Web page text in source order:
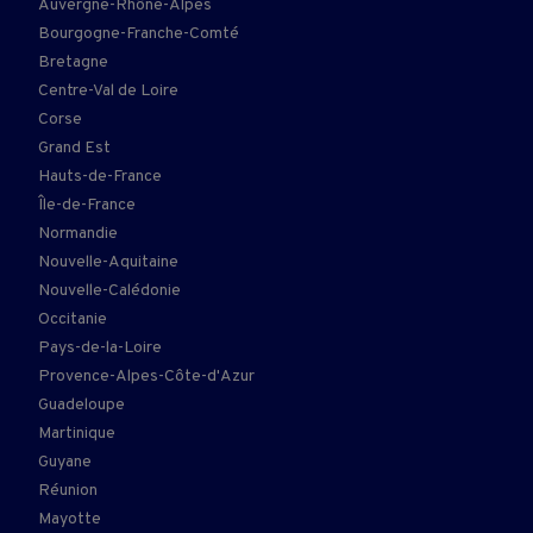
Auvergne-Rhône-Alpes
Bourgogne-Franche-Comté
Bretagne
Centre-Val de Loire
Corse
Grand Est
Hauts-de-France
Île-de-France
Normandie
Nouvelle-Aquitaine
Nouvelle-Calédonie
Occitanie
Pays-de-la-Loire
Provence-Alpes-Côte-d'Azur
Guadeloupe
Martinique
Guyane
Réunion
Mayotte